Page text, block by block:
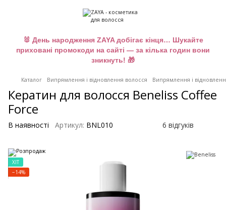
🐰 День народження ZAYA добігає кінця… Шукайте
приховані промокоди на сайті — за кілька годин вони
зникнуть! 🎁
Каталог Випрямлення і відновлення волосся Випрямлення і
Кератин для волосся Beneliss Coffee
Force
В наявності Артикул: BNL010 6 відгуків
ХІТ
−14%